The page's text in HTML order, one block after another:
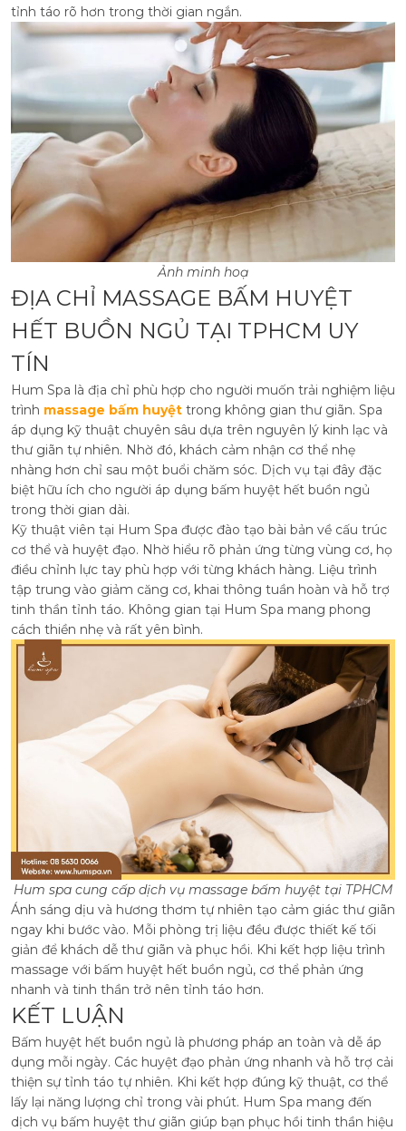
tỉnh táo rõ hơn trong thời gian ngắn.
Ảnh minh hoạ
ĐỊA CHỈ MASSAGE BẤM HUYỆT
HẾT BUỒN NGỦ TẠI TPHCM UY
TÍN
Hum Spa là địa chỉ phù hợp cho người muốn trải nghiệm liệu
trình massage bấm huyệt trong không gian thư giãn. Spa
áp dụng kỹ thuật chuyên sâu dựa trên nguyên lý kinh lạc và
thư giãn tự nhiên. Nhờ đó, khách cảm nhận cơ thể nhẹ
nhàng hơn chỉ sau một buổi chăm sóc. Dịch vụ tại đây đặc
biệt hữu ích cho người áp dụng bấm huyệt hết buồn ngủ
trong thời gian dài.
Kỹ thuật viên tại Hum Spa được đào tạo bài bản về cấu trúc
cơ thể và huyệt đạo. Nhờ hiểu rõ phản ứng từng vùng cơ, họ
điều chỉnh lực tay phù hợp với từng khách hàng. Liệu trình
tập trung vào giảm căng cơ, khai thông tuần hoàn và hỗ trợ
tinh thần tỉnh táo. Không gian tại Hum Spa mang phong
cách thiền nhẹ và rất yên bình.
Hum spa cung cấp dịch vụ massage bấm huyệt tại TPHCM
Ánh sáng dịu và hương thơm tự nhiên tạo cảm giác thư giãn
ngay khi bước vào. Mỗi phòng trị liệu đều được thiết kế tối
giản để khách dễ thư giãn và phục hồi. Khi kết hợp liệu trình
massage với bấm huyệt hết buồn ngủ, cơ thể phản ứng
nhanh và tinh thần trở nên tỉnh táo hơn.
KẾT LUẬN
Bấm huyệt hết buồn ngủ là phương pháp an toàn và dễ áp
dụng mỗi ngày. Các huyệt đạo phản ứng nhanh và hỗ trợ cải
thiện sự tỉnh táo tự nhiên. Khi kết hợp đúng kỹ thuật, cơ thể
lấy lại năng lượng chỉ trong vài phút. Hum Spa mang đến
dịch vụ bấm huyệt thư giãn giúp bạn phục hồi tinh thần hiệu